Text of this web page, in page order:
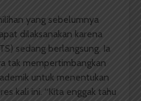
yang sebelumnya
dilaksanakan karena
sedang berlangsung. Ia
tak mempertimbangkan
untuk menentukan
kali ini. “Kita enggak tahu